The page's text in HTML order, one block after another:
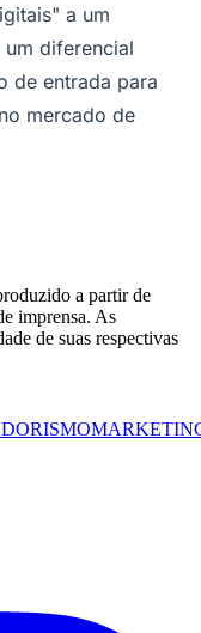
a um
diferencial
de entrada para
mercado de
a partir de
imprensa. As
de suas respectivas